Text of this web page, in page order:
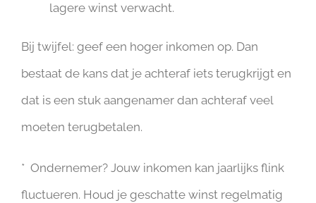
lagere winst verwacht.
Bij twijfel: geef een hoger inkomen op. Dan
bestaat de kans dat je achteraf iets terugkrijgt en
dat is een stuk aangenamer dan achteraf veel
moeten terugbetalen.
* Ondernemer? Jouw inkomen kan jaarlijks flink
fluctueren. Houd je geschatte winst regelmatig